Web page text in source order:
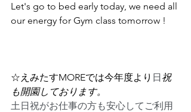
Let's go to bed early today, we need all
our energy for Gym class tomorrow !
☆えみたすMOREでは今年度より 日祝
も開園しております。
土日祝がお仕事の方も安心してご利用